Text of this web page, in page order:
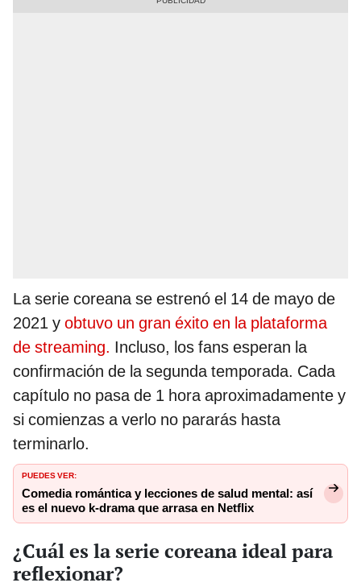
La serie coreana se estrenó el 14 de mayo de
2021 y obtuvo un gran éxito en la plataforma
de streaming. Incluso, los fans esperan la
confirmación de la segunda temporada. Cada
capítulo no pasa de 1 hora aproximadamente y
si comienzas a verlo no pararás hasta
terminarlo.
PUEDES VER:
Comedia romántica y lecciones de salud mental: así
es el nuevo k-drama que arrasa en Netflix
¿Cuál es la serie coreana ideal para
reflexionar?